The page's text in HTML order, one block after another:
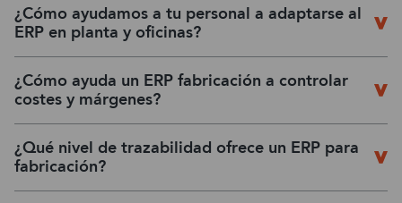
¿Cómo ayudamos a tu personal a adaptarse al
ERP en planta y oficinas?
¿Cómo ayuda un ERP fabricación a controlar
costes y márgenes?
¿Qué nivel de trazabilidad ofrece un ERP para
fabricación?